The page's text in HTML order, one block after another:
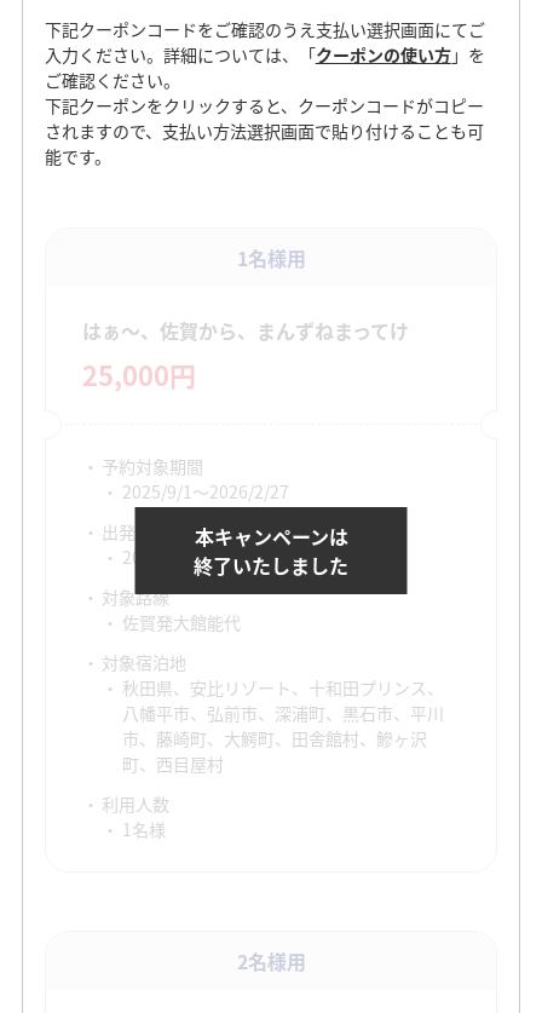
下記クーポンコードをご確認のうえ支払い選択画面にてご
入力ください。詳細については、「クーポンの使い方」を
ご確認ください。
下記クーポンをクリックすると、クーポンコードがコピー
されますので、支払い方法選択画面で貼り付けることも可
能です。
1名様用
はぁ～、佐賀から、まんずねまってけ
25,000円
予約対象期間
2025/9/1～2026/2/27
出発対象期間
2025/11/1～2026/2/28
対象路線
佐賀発大館能代
対象宿泊地
秋田県、安比リゾート、十和田プリンス、
八幡平市、弘前市、深浦町、黒石市、平川
市、藤崎町、大鰐町、田舎館村、鰺ヶ沢
町、西目屋村
利用人数
1名様
本キャンペーンは
終了いたしました
2名様用